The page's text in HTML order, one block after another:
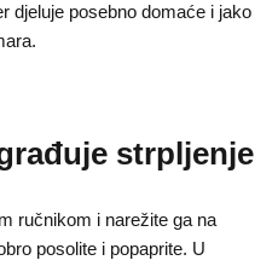
djeluje posebno domaće i jako
strpljenje
ručnikom i narežite ga na
posolite i popaprite. U